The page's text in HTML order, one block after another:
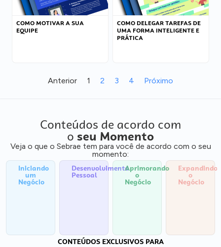
COMO MOTIVAR A SUA
EQUIPE
COMO DELEGAR TAREFAS DE
UMA FORMA INTELIGENTE E
PRÁTICA
Anterior 1 2 3 4 Próximo
Conteúdos de acordo com
o seu Momento
Veja o que o Sebrae tem para você de acordo com o seu
momento:
Iniciando
um
Negócio
Desenvolvimento
Pessoal
Aprimorando
o
Negócio
Expandindo
o
Negócio
CONTEÚDOS EXCLUSIVOS PARA